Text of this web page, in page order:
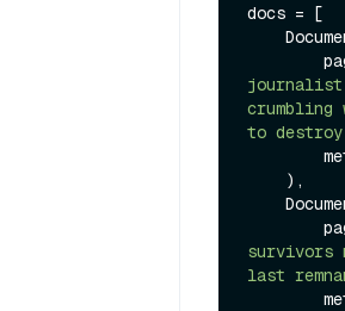
docs = [
journalist
crumbling
to
survivors
last